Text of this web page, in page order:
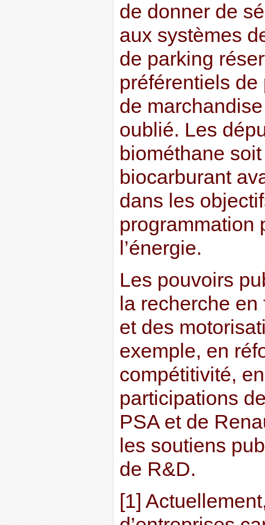
de donner de
aux systèmes
de parking
préférentiels
de
oublié. Les
biométhane
biocarburant
dans les
programmation
l’énergie.
Les pouvoirs
la recherche
et des
exemple, en
compétitivité,
participations
PSA et de
les soutiens
de R&D.
[1]